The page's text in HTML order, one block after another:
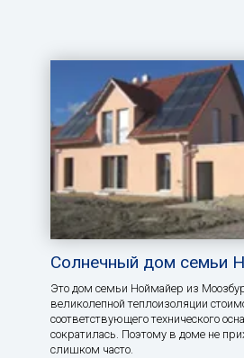
Солнечный дом семьи
Это дом семьи Ноймайер из
великолепной теплоизоляции
соответствующего технического
сократилась. Поэтому в доме не
слишком часто.